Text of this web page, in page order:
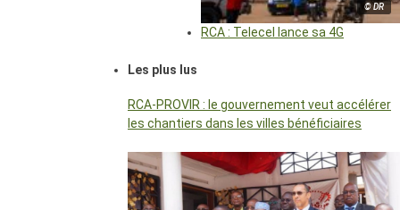
© DR
RCA : Telecel lance sa 4G
Les plus lus
RCA-PROVIR : le gouvernement veut accélérer
les chantiers dans les villes bénéficiaires